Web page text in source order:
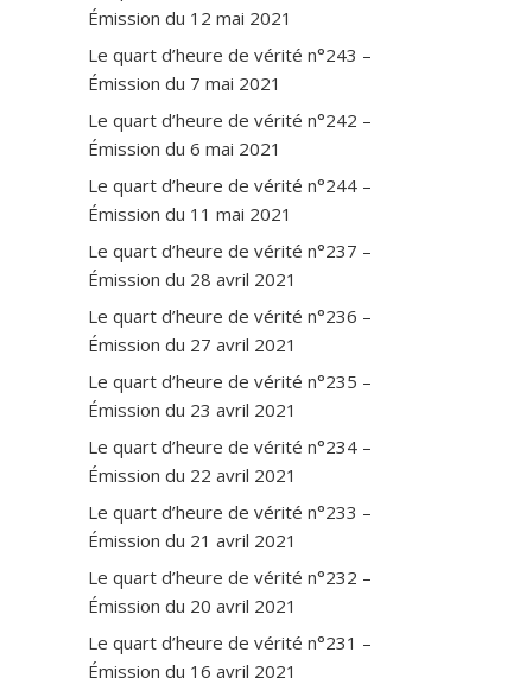
Émission du 12 mai 2021
Le quart d’heure de vérité n°243 –
Émission du 7 mai 2021
Le quart d’heure de vérité n°242 –
Émission du 6 mai 2021
Le quart d’heure de vérité n°244 –
Émission du 11 mai 2021
Le quart d’heure de vérité n°237 –
Émission du 28 avril 2021
Le quart d’heure de vérité n°236 –
Émission du 27 avril 2021
Le quart d’heure de vérité n°235 –
Émission du 23 avril 2021
Le quart d’heure de vérité n°234 –
Émission du 22 avril 2021
Le quart d’heure de vérité n°233 –
Émission du 21 avril 2021
Le quart d’heure de vérité n°232 –
Émission du 20 avril 2021
Le quart d’heure de vérité n°231 –
Émission du 16 avril 2021